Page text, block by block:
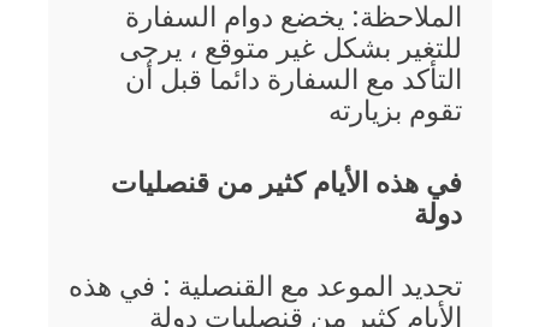
الملاحظة: يخضع دوام السفارة
للتغير بشكل غير متوقع ، يرجى
التأكد مع السفارة دائما قبل أن
تقوم بزيارته
في هذه الأيام كثير من قنصليات
دولة
تحديد الموعد مع القنصلية : في هذه
الأيام كثير من قنصليات دولة